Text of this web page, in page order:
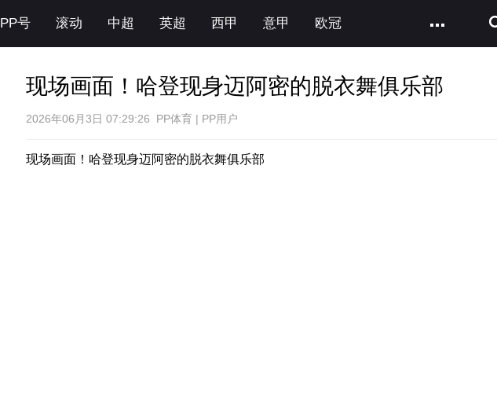
PP号 滚动 中超 英超 西甲 意甲 欧冠
现场画面！哈登现身迈阿密的脱衣舞俱乐部
2026年06月3日 07:29:26 PP体育 | PP用户
现场画面！哈登现身迈阿密的脱衣舞俱乐部